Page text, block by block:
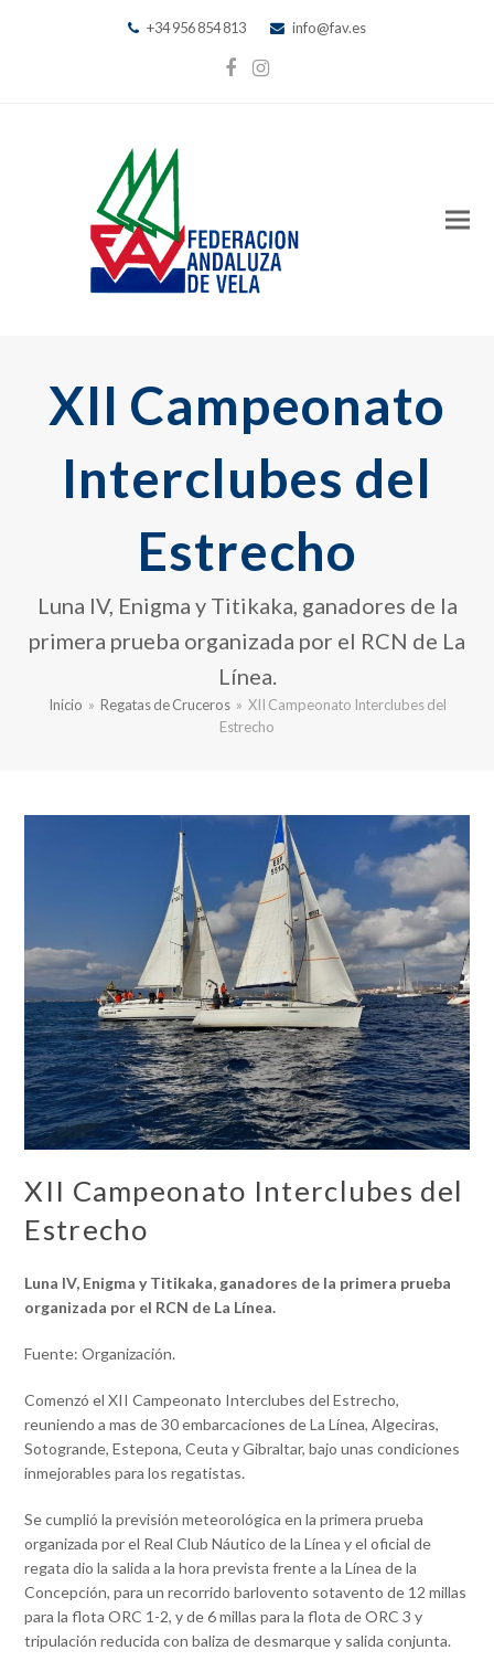
+34 956 854 813 info@fav.es
Facebook
Instagram
XII Campeonato
Interclubes del
Estrecho
Luna IV, Enigma y Titikaka, ganadores de la
primera prueba organizada por el RCN de La
Línea.
Inicio » Regatas de Cruceros » XII Campeonato Interclubes del
Estrecho
XII Campeonato Interclubes del
Estrecho
Luna IV, Enigma y Titikaka, ganadores de la primera prueba
organizada por el RCN de La Línea.
Fuente: Organización.
Comenzó el XII Campeonato Interclubes del Estrecho,
reuniendo a mas de 30 embarcaciones de La Línea, Algeciras,
Sotogrande, Estepona, Ceuta y Gibraltar, bajo unas condiciones
inmejorables para los regatistas.
Se cumplió la previsión meteorológica en la primera prueba
organizada por el Real Club Náutico de la Línea y el oficial de
regata dio la salida a la hora prevista frente a la Línea de la
Concepción, para un recorrido barlovento sotavento de 12 millas
para la flota ORC 1-2, y de 6 millas para la flota de ORC 3 y
tripulación reducida con baliza de desmarque y salida conjunta.